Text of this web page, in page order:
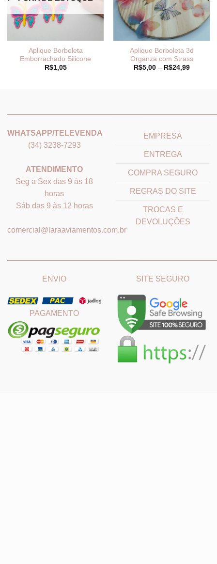
Aplique Borboleta
Emborrachado Silicone
R$1,05
Aplique Borboleta 3d
Organza com Strass
R$5,00 – R$24,99Faixa
WHATSAPP/TELEVENDA
(34) 3238-7293
ATENDIMENTO
Seg a Sex das 9 às 18
horas
Sáb das 9 às 12 horas
comercial@laraaviamentos.com.br
EMPRESA
ENTREGA
COMPRA SEGURO
REGRAS DO SITE
TROCAS E
DEVOLUÇÕES
ENVIO
PAGAMENTO
SITE SEGURO